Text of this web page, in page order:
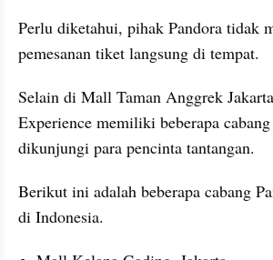
Perlu diketahui, pihak Pandora tidak
pemesanan tiket langsung di tempat.
Selain di Mall Taman Anggrek
Experience memiliki beberapa
dikunjungi para pencinta tantangan.
Berikut ini adalah beberapa cabang
di Indonesia.